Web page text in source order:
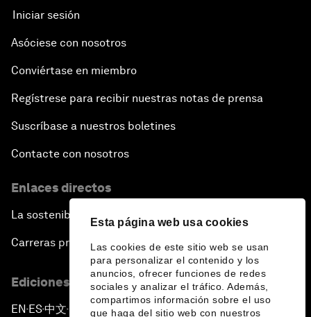
Esta página web usa cookies
Las cookies de este sitio web se usan
para personalizar el contenido y los
anuncios, ofrecer funciones de redes
sociales y analizar el tráfico. Además,
compartimos información sobre el uso
que haga del sitio web con nuestros
Iniciar sesión
Asóciese con nosotros
Conviértase en miembro
Regístrese para recibir nuestras notas de prensa
Suscríbase a nuestros boletines
Contacte con nosotros
Enlaces directos
La sostenibilidad en el Foro
Carreras profesionales
Ediciones en otros idiomas
EN ▪ES▪中文▪ 日本語